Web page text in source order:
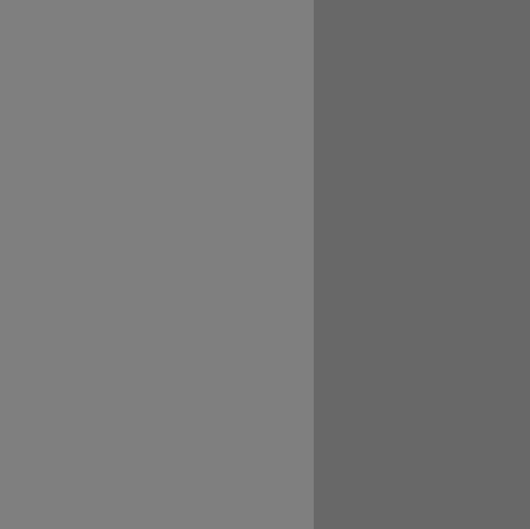
Website aber
Daten hierfür